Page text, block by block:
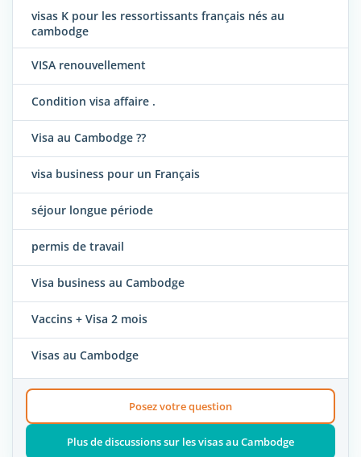
visas K pour les ressortissants français nés au
cambodge
VISA renouvellement
Condition visa affaire .
Visa au Cambodge ??
visa business pour un Français
séjour longue période
permis de travail
Visa business au Cambodge
Vaccins + Visa 2 mois
Visas au Cambodge
Posez votre question
Plus de discussions sur les visas au Cambodge